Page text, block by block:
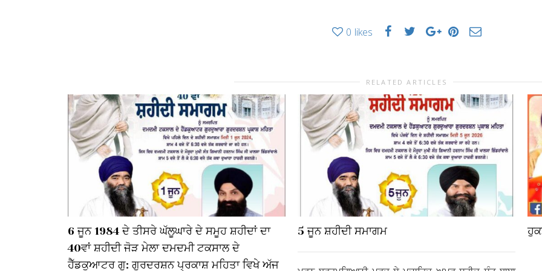
0 likes
RELATED ARTICLES
6 ਜੂਨ 1984 ਦੇ ਤੀਸਰੇ ਘੱਲੂਘਾਰੇ ਦੇ ਸਮੂਹ ਸ਼ਹੀਦਾਂ ਦਾ
40ਵਾਂ ਸ਼ਹੀਦੀ ਜੋੜ ਮੇਲਾ ਦਮਦਮੀ ਟਕਸਾਲ ਦੇ
ਹੈੱਡਕੁਆਟਰ ਗੁ: ਗੁਰਦਰਸ਼ਨ ਪ੍ਰਕਾਸ਼ ਮਹਿਤਾ ਵਿਖੇ ਅੱਜ
5 ਜੂਨ ਸ਼ਹੀਦੀ ਸਮਾਗਮ